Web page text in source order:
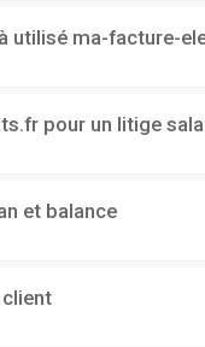
utilisé ma-facture-
pour un litige
et balance